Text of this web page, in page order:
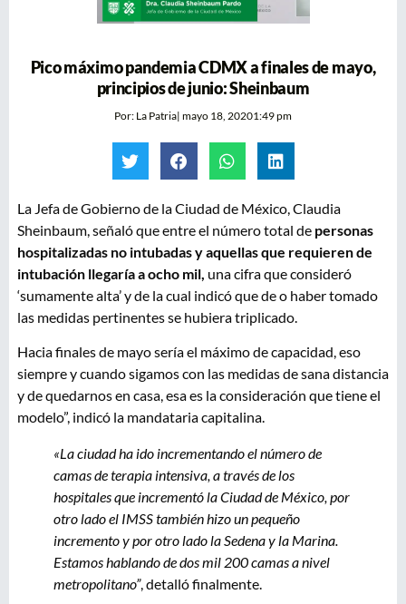
Pico máximo pandemia CDMX a finales de mayo,
principios de junio: Sheinbaum
Por: La Patria| mayo 18, 20201:49 pm
La Jefa de Gobierno de la Ciudad de México, Claudia
Sheinbaum, señaló que entre el número total de personas
hospitalizadas no intubadas y aquellas que requieren de
intubación llegaría a ocho mil, una cifra que consideró
‘sumamente alta’ y de la cual indicó que de o haber tomado
las medidas pertinentes se hubiera triplicado.
Hacia finales de mayo sería el máximo de capacidad, eso
siempre y cuando sigamos con las medidas de sana distancia
y de quedarnos en casa, esa es la consideración que tiene el
modelo”, indicó la mandataria capitalina.
«La ciudad ha ido incrementando el número de
camas de terapia intensiva, a través de los
hospitales que incrementó la Ciudad de México, por
otro lado el IMSS también hizo un pequeño
incremento y por otro lado la Sedena y la Marina.
Estamos hablando de dos mil 200 camas a nivel
metropolitano”, detalló finalmente.